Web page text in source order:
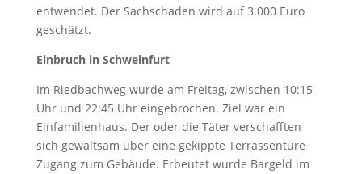
entwendet. Der Sachschaden wird auf 3.000 Euro
geschätzt.
Einbruch in Schweinfurt
Im Riedbachweg wurde am Freitag, zwischen 10:15
Uhr und 22:45 Uhr eingebrochen. Ziel war ein
Einfamilienhaus. Der oder die Täter verschafften
sich gewaltsam über eine gekippte Terrassentüre
Zugang zum Gebäude. Erbeutet wurde Bargeld im